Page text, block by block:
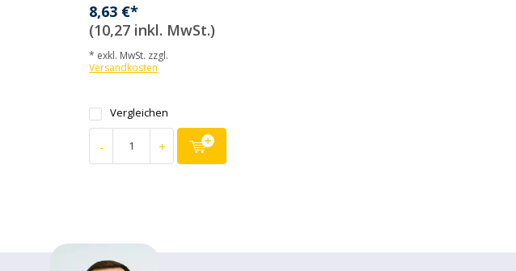
8,63 €*
(10,27 inkl. MwSt.)
* exkl. MwSt. zzgl.
Versandkosten
Vergleichen
- +